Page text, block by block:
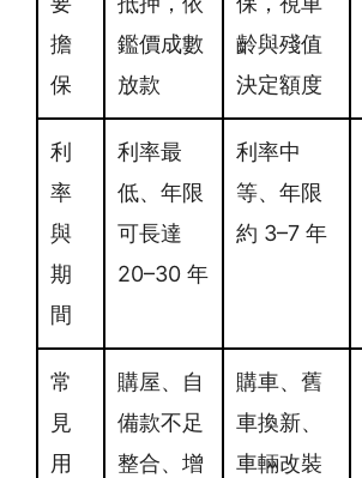
擔
保
鑑價成數
放款
齡與殘值
決定額度
利
率
與
期
間
利率最
低、年限
可長達
20–30 年
利率中
等、年限
約 3–7 年
常
見
用
購屋、自
備款不足
整合、增
購車、舊
車換新、
車輛改裝